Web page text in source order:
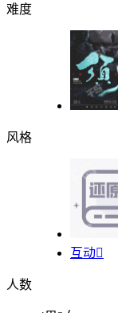
难度
风格
互动
人数